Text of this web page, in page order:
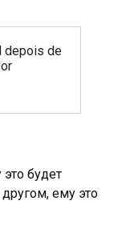
depois de
будет
ему это